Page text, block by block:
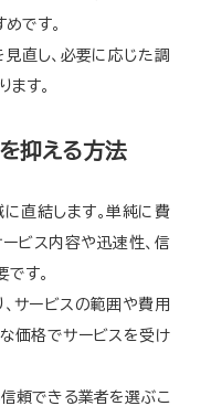
です。
直し、必要に応じた調
す。
抑える方法
直結します。単純に費
ビス内容や迅速性、信
す。
サービスの範囲や費用
価格でサービスを受け
頼できる業者を選ぶこ